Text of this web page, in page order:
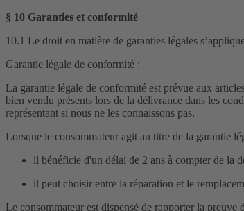
§ 10 Garanties et conformité
10.1 Le droit en matière de garanties légales
Garantie légale de conformité :
La garantie légale de conformité est prévue aux
bien vendu présents lors de la délivrance dans les
représentant si nous ne les connaissons pas.
Lorsque le consommateur agit au titre de la garantie
il bénéficie d'un délai de 2 ans à compter de la
il peut choisir entre la réparation et le
Le consommateur est dispensé de rapporter la